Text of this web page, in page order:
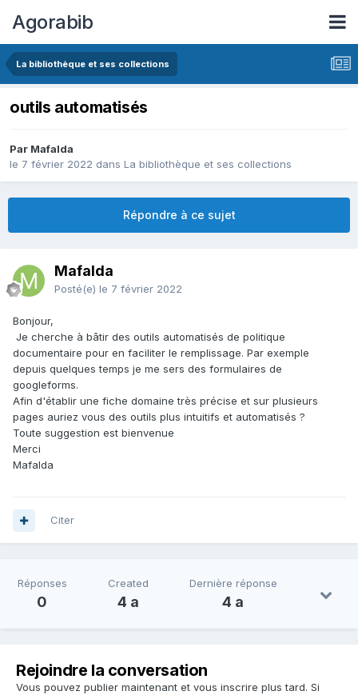
Agorabib
La bibliothèque et ses collections
outils automatisés
Par Mafalda
le 7 février 2022 dans La bibliothèque et ses collections
Répondre à ce sujet
Mafalda
Posté(e) le 7 février 2022
Bonjour,
Je cherche à bâtir des outils automatisés de politique
documentaire pour en faciliter le remplissage. Par exemple
depuis quelques temps je me sers des formulaires de
googleforms.
Afin d'établir une fiche domaine très précise et sur plusieurs
pages auriez vous des outils plus intuitifs et automatisés ?
Toute suggestion est bienvenue
Merci
Mafalda
Citer
Réponses
0
Created
4 a
Dernière réponse
4 a
Rejoindre la conversation
Vous pouvez publier maintenant et vous inscrire plus tard. Si